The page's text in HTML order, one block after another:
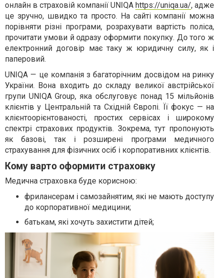
онлайн в страховій компанії UNIQA https://uniqa.ua/, адже
це зручно, швидко та просто. На сайті компанії можна
порівняти різні програми, розрахувати вартість поліса,
прочитати умови й одразу оформити покупку. До того ж
електронний договір має таку ж юридичну силу, як і
паперовий.
UNIQA — це компанія з багаторічним досвідом на ринку
України. Вона входить до складу великої австрійської
групи UNIQA Group, яка обслуговує понад 15 мільйонів
клієнтів у Центральній та Східній Європі. Її фокус — на
клієнтоорієнтованості, простих сервісах і широкому
спектрі страхових продуктів. Зокрема, тут пропонують
як базові, так і розширені програми медичного
страхування для фізичних осіб і корпоративних клієнтів.
Кому варто оформити страховку
Медична страховка буде корисною:
фрилансерам і самозайнятим, які не мають доступу
до корпоративної медицини;
батькам, які хочуть захистити дітей;